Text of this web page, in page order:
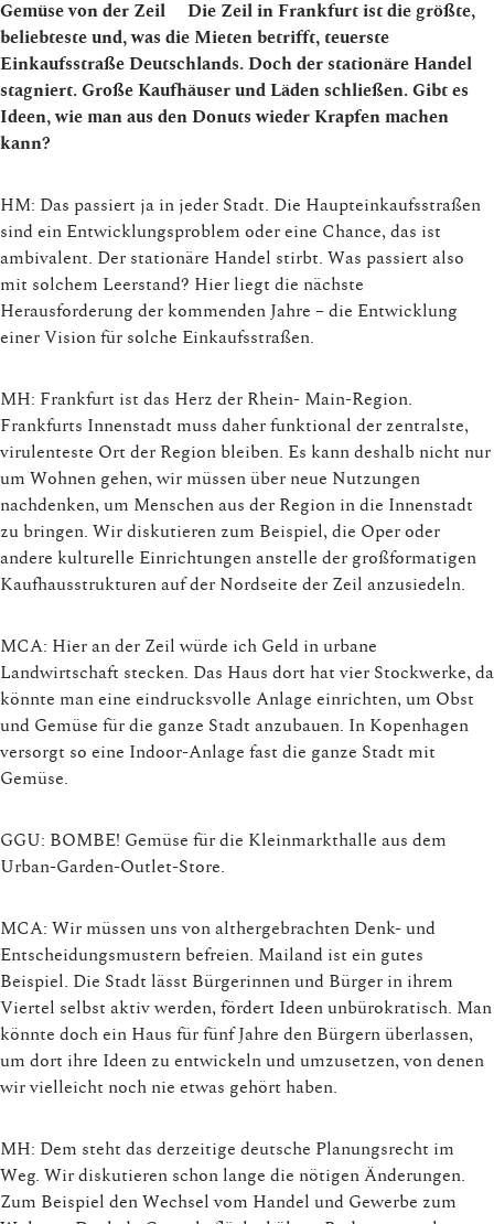
Gemüse von der Zeil
Die Zeil in Frankfurt ist die größte,
beliebteste und, was die Mieten betrifft, teuerste
Einkaufsstraße Deutschlands. Doch der stationäre Handel
stagniert. Große Kaufhäuser und Läden schließen. Gibt es
Ideen, wie man aus den Donuts wieder Krapfen machen
kann?
HM: Das passiert ja in jeder Stadt. Die Haupteinkaufsstraßen
sind ein Entwicklungsproblem oder eine Chance, das ist
ambivalent. Der stationäre Handel stirbt. Was passiert also
mit solchem Leerstand? Hier liegt die nächste
Herausforderung der kommenden Jahre – die Entwicklung
einer Vision für solche Einkaufsstraßen.
MH: Frankfurt ist das Herz der Rhein- Main-Region.
Frankfurts Innenstadt muss daher funktional der zentralste,
virulenteste Ort der Region bleiben. Es kann deshalb nicht nur
um Wohnen gehen, wir müssen über neue Nutzungen
nachdenken, um Menschen aus der Region in die Innenstadt
zu bringen. Wir diskutieren zum Beispiel, die Oper oder
andere kulturelle Einrichtungen anstelle der großformatigen
Kaufhausstrukturen auf der Nordseite der Zeil anzusiedeln.
MCA: Hier an der Zeil würde ich Geld in urbane
Landwirtschaft stecken. Das Haus dort hat vier Stockwerke, da
könnte man eine eindrucksvolle Anlage einrichten, um Obst
und Gemüse für die ganze Stadt anzubauen. In Kopenhagen
versorgt so eine Indoor-Anlage fast die ganze Stadt mit
Gemüse.
GGU: BOMBE! Gemüse für die Kleinmarkthalle aus dem
Urban-Garden-Outlet-Store.
MCA: Wir müssen uns von althergebrachten Denk- und
Entscheidungsmustern befreien. Mailand ist ein gutes
Beispiel. Die Stadt lässt Bürgerinnen und Bürger in ihrem
Viertel selbst aktiv werden, fördert Ideen unbürokratisch. Man
könnte doch ein Haus für fünf Jahre den Bürgern überlassen,
um dort ihre Ideen zu entwickeln und umzusetzen, von denen
wir vielleicht noch nie etwas gehört haben.
MH: Dem steht das derzeitige deutsche Planungsrecht im
Weg. Wir diskutieren schon lange die nötigen Änderungen.
Zum Beispiel den Wechsel vom Handel und Gewerbe zum